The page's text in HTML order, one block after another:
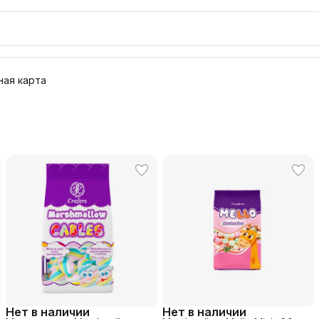
карта
Нет в наличии Нет в наличии